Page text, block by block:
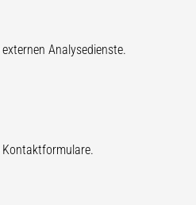
Analysedienste.
Kontaktformulare.